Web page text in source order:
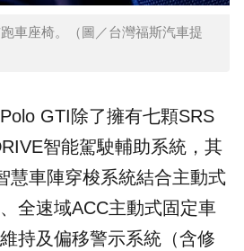
車座椅。（圖／台灣福斯汽車提
GTI除了擁有七顆SRS
智能駕駛輔助系統，其
慧車陣穿梭系統結合主動式
全速域ACC主動式固定車
持及偏移警示系統（含修